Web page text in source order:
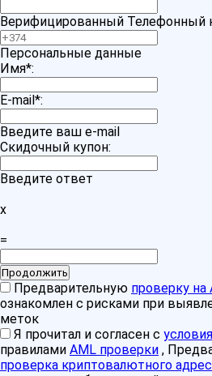
Верифицированный Телефонный
Персональные данные
Имя*:
E-mail*:
Введите ваш e-mail
Скидочный купон:
Введите ответ
x
=
Предварительную проверку на
ознакомлен с рисками при
меток
Я прочитал и согласен с
правилами AML проверки ,
проверка криптовалютного